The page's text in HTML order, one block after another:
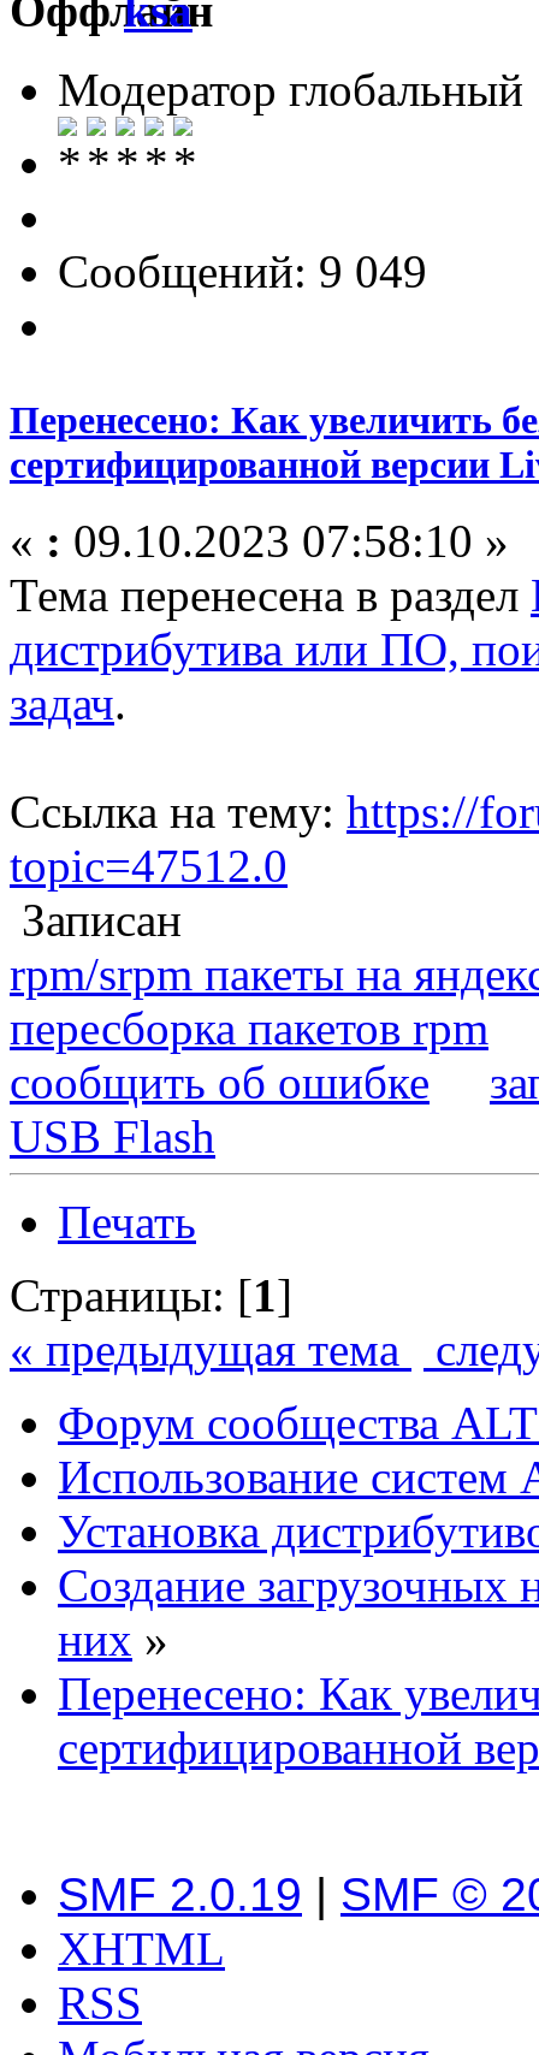
Модератор глобальный
Сообщений: 9 049
Перенесено: Как увеличить
сертифицированной версии
« : 09.10.2023 07:58:10 »
Тема перенесена в раздел
дистрибутива или ПО,
задач.
Ссылка на тему: https://
topic=47512.0
Записан
rpm/srpm пакеты на
пересборка пакетов rpm
сообщить об ошибке
USB Flash
Печать
Страницы: [1]
« предыдущая тема
Форум сообщества
Использование систем
Установка
Создание загрузочных
них »
Перенесено: Как
сертифицированной
SMF 2.0.19 | SMF ©
XHTML
RSS